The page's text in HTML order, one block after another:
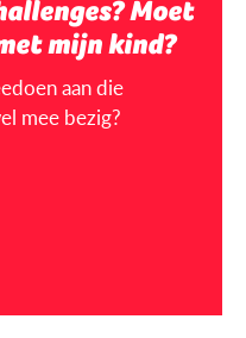
Moet
mijn kind?
aan die
mee bezig?